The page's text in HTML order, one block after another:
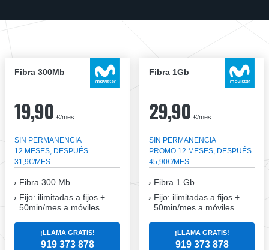
Fibra 300Mb
19,90 €/mes
SIN PERMANENCIA
12 MESES, DESPUÉS
31,9€/MES
Fibra 300 Mb
Fijo: ilimitadas a fijos +
50min/mes a móviles
¡LLAMA GRATIS!
919 373 878
Fibra 1Gb
29,90 €/mes
SIN PERMANENCIA
PROMO 12 MESES, DESPUÉS
45,90€/MES
Fibra 1 Gb
Fijo: ilimitadas a fijos +
50min/mes a móviles
¡LLAMA GRATIS!
919 373 878